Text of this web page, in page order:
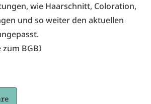
wie Haarschnitt, Coloration,
und so weiter den aktuellen
zum BGBI